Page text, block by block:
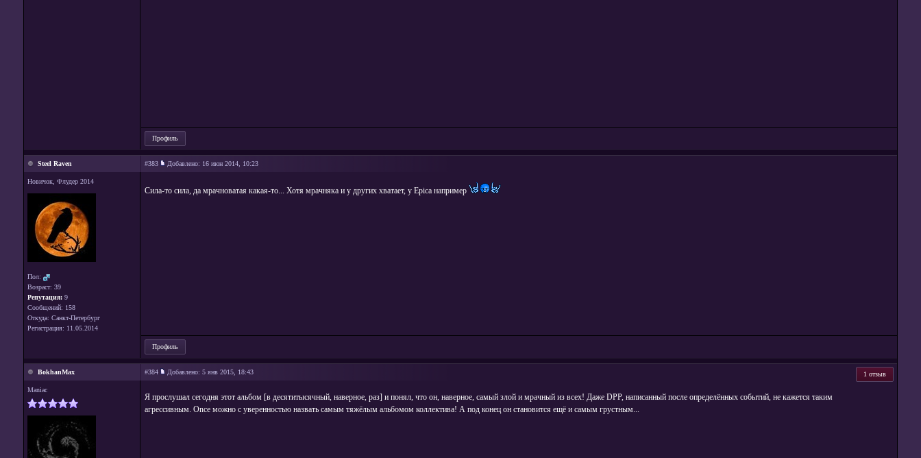
Профиль
Steel Raven
Новичок, Флудер 2014
Пол:
Возраст: 39
Репутация: 9
Сообщений: 158
Откуда: Санкт-Петербург
Регистрация: 11.05.2014
#383 Добавлено: 16 июн 2014, 10:23
Сила-то сила, да мрачноватая какая-то... Хотя мрачняка и у других хватает, у Epica например
Профиль
BokhanMax
Maniac
1 отзыв
#384 Добавлено: 5 янв 2015, 18:43
Я прослушал сегодня этот альбом [в десятитысячный, наверное, раз] и понял, что он, наверное, самый злой и мрачный из всех! Даже DPP, написанный после определённых событий, не кажется таким
агрессивным. Once можно с уверенностью назвать самым тяжёлым альбомом коллектива! А под конец он становится ещё и самым грустным...